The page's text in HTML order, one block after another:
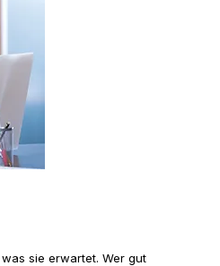
sie erwartet. Wer gut